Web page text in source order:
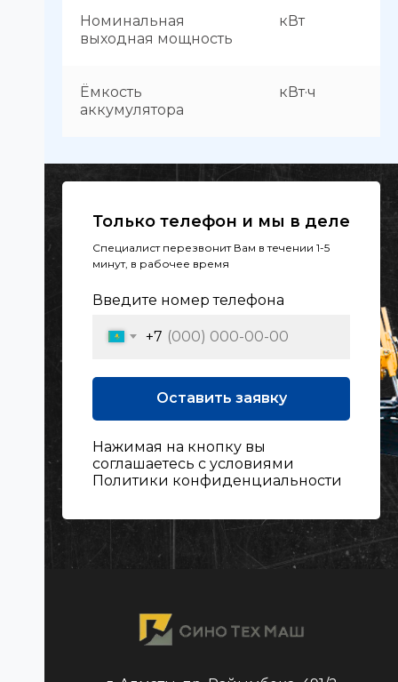
Номинальная
выходная мощность
кВт
Ёмкость
аккумулятора
кВт·ч
Только телефон и мы в деле
Специалист перезвонит Вам в течении 1-5
минут, в рабочее время
Введите номер телефона
+7
Оставить заявку
Нажимая на кнопку вы
соглашаетесь с условиями
Политики конфиденциальности